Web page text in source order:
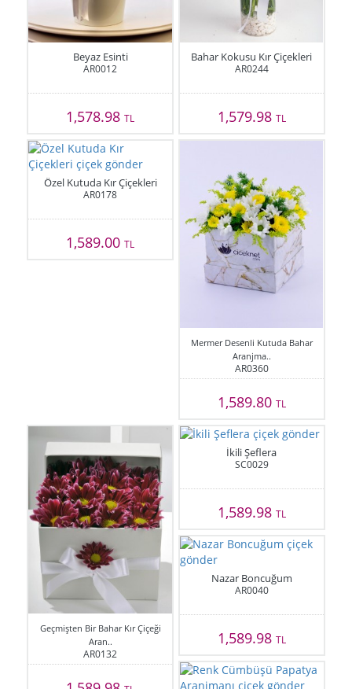
Beyaz Esinti
AR0012
1,578.98TL
Bahar Kokusu Kır Çiçekleri
AR0244
1,579.98 TL
Özel Kutuda Kır Çiçekleri
AR0178
1,589.00TL
Mermer Desenli Kutuda Bahar
Aranjma..
AR0360
1,589.80 TL
Geçmişten Bir Bahar Kır Çiçeği
Aran..
AR0132
İkili Şeflera
SC0029
1,589.98 TL
Nazar Boncuğum
AR0040
1,589.98 TL